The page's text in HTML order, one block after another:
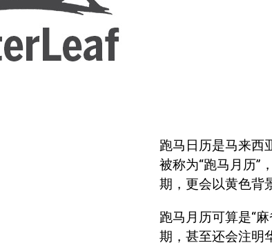
跑马日历是马来西
被称为“跑马月历”
期，更会以黄色背
跑马月历可算是“
期，甚至还会注明